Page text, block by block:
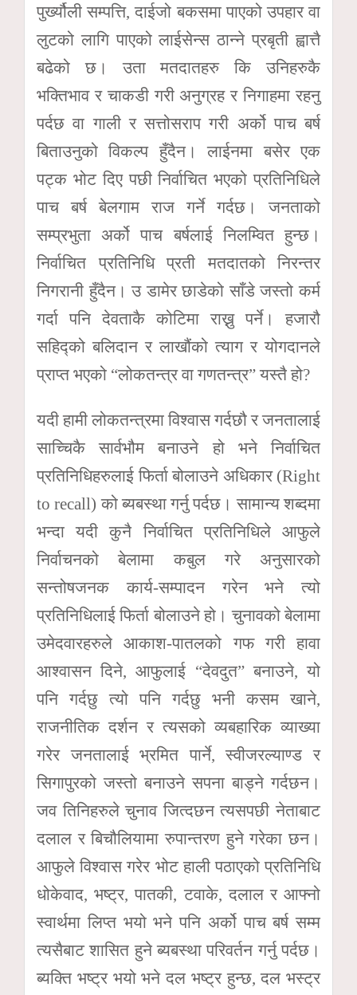
पुर्ख्यौली सम्पत्ति, दाईजो बकसमा पाएको उपहार वा
लुटको लागि पाएको लाईसेन्स ठान्ने प्रबृती ह्वात्तै
बढेको छ। उता मतदातहरु कि उनिहरुकै
भक्तिभाव र चाकडी गरी अनुग्रह र निगाहमा रहनु
पर्दछ वा गाली र सत्तोसराप गरी अर्को पाच बर्ष
बिताउनुको विकल्प हुँदैन। लाईनमा बसेर एक
पट्क भोट दिए पछी निर्वाचित भएको प्रतिनिधिले
पाच बर्ष बेलगाम राज गर्ने गर्दछ। जनताको
सम्प्रभुता अर्को पाच बर्षलाई निलम्वित हुन्छ।
निर्वाचित प्रतिनिधि प्रती मतदातको निरन्तर
निगरानी हुँदैन। उ डामेर छाडेको साँडे जस्तो कर्म
गर्दा पनि देवताकै कोटिमा राख्नु पर्ने। हजारौ
सहिद्को बलिदान र लाखौंको त्याग र योगदानले
प्राप्त भएको “लोकतन्त्र वा गणतन्त्र” यस्तै हो?
यदी हामी लोकतन्त्रमा विश्वास गर्दछौ र जनतालाई
साच्चिकै सार्वभौम बनाउने हो भने निर्वाचित
प्रतिनिधिहरुलाई फिर्ता बोलाउने अधिकार (Right
to recall) को ब्यबस्था गर्नु पर्दछ। सामान्य शब्दमा
भन्दा यदी कुनै निर्वाचित प्रतिनिधिले आफुले
निर्वाचनको बेलामा कबुल गरे अनुसारको
सन्तोषजनक कार्य-सम्पादन गरेन भने त्यो
प्रतिनिधिलाई फिर्ता बोलाउने हो। चुनावको बेलामा
उमेदवारहरुले आकाश-पातलको गफ गरी हावा
आश्वासन दिने, आफुलाई “देवदुत” बनाउने, यो
पनि गर्दछु त्यो पनि गर्दछु भनी कसम खाने,
राजनीतिक दर्शन र त्यसको व्यबहारिक व्याख्या
गरेर जनतालाई भ्रमित पार्ने, स्वीजरल्याण्ड र
सिगापुरको जस्तो बनाउने सपना बाड्ने गर्दछन।
जव तिनिहरुले चुनाव जित्दछन त्यसपछी नेताबाट
दलाल र बिचौलियामा रुपान्तरण हुने गरेका छन।
आफुले विश्वास गरेर भोट हाली पठाएको प्रतिनिधि
धोकेवाद, भष्ट्र, पातकी, टवाके, दलाल र आफ्नो
स्वार्थमा लिप्त भयो भने पनि अर्को पाच बर्ष सम्म
त्यसैबाट शासित हुने ब्यबस्था परिवर्तन गर्नु पर्दछ।
ब्यक्ति भष्ट्र भयो भने दल भष्ट्र हुन्छ, दल भस्ट्र